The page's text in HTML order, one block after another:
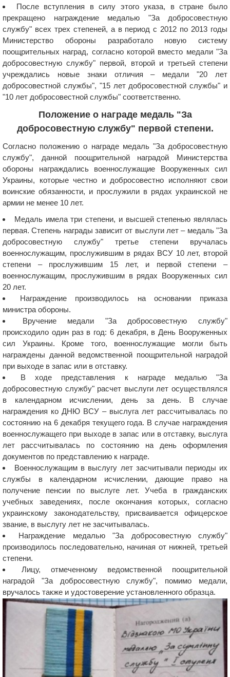
После вступления в силу этого указа, в стране было
прекращено награждение медалью "За добросовестную
службу" всех трех степеней, а в период с 2012 по 2013 годы
Министерство обороны разработало новую систему
поощрительных наград, согласно которой вместо медали "За
добросовестную службу" первой, второй и третьей степени
учреждались новые знаки отличия – медали "20 лет
добросовестной службы", "15 лет добросовестной службы" и
"10 лет добросовестной службы" соответственно.
Положение о награде медаль "За
добросовестную службу" первой степени.
Согласно положению о награде медаль "За добросовестную
службу", данной поощрительной наградой Министерства
обороны награждались военнослужащие Вооруженных сил
Украины, которые честно и добросовестно исполняют свои
воинские обязанности, и прослужили в рядах украинской не
армии не менее 10 лет.
Медаль имела три степени, и высшей степенью являлась
первая. Степень награды зависит от выслуги лет – медаль "За
добросовестную службу" третье степени вручалась
военнослужащим, прослужившим в рядах ВСУ 10 лет, второй
степени – прослужившим 15 лет, и первой степени –
военнослужащим, прослужившим в рядах Вооруженных сил
20 лет.
Награждение производилось на основании приказа
министра обороны.
Вручение медали "За добросовестную службу"
происходило один раз в год: 6 декабря, в День Вооруженных
сил Украины. Кроме того, военнослужащие могли быть
награждены данной ведомственной поощрительной наградой
при выходе в запас или в отставку.
В ходе представления к награде медалью "За
добросовестную службу" расчет выслуги лет осуществлялся
в календарном исчислении, день за день. В случае
награждения ко ДНЮ ВСУ – выслуга лет рассчитывалась по
состоянию на 6 декабря текущего года. В случае награждения
военнослужащего при выходе в запас или в отставку, выслуга
лет рассчитывалась по состоянию на день оформления
документов по представлению к награде.
Военнослужащим в выслугу лет засчитывали периоды их
службы в календарном исчислении, дающие право на
получение пенсии по выслуге лет. Учеба в гражданских
учебных заведениях, после окончания которых, согласно
украинскому законодательству, присваивается офицерское
звание, в выслугу лет не засчитывалась.
Награждение медалью "За добросовестную службу"
производилось последовательно, начиная от нижней, третьей
степени.
Лицу, отмеченному ведомственной поощрительной
наградой "За добросовестную службу", помимо медали,
вручалось также и удостоверение установленного образца.